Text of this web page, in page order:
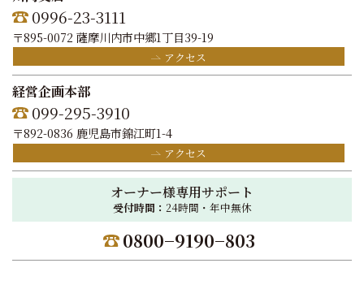
0996-23-3111
〒895-0072 薩摩川内市中郷1丁目39-19
アクセス
経営企画本部
099-295-3910
〒892-0836 鹿児島市錦江町1-4
アクセス
オーナー様専用サポート
受付時間： 24時間・年中無休
0800−9190−803